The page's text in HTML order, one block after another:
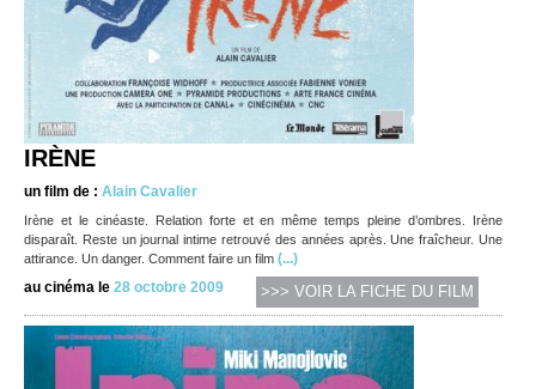
IRÈNE
un film de : Alain Cavalier
Irène et le cinéaste. Relation forte et en même temps pleine d’ombres. Irène
disparaît. Reste un journal intime retrouvé des années après. Une fraîcheur. Une
attirance. Un danger. Comment faire un film (...)
au cinéma le 28 octobre 2009 >>> VOIR LA FICHE DU FILM